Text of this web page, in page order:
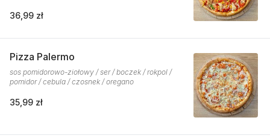
36,99 zł
Pizza Palermo
sos pomidorowo-ziołowy / ser / boczek / rokpol /
pomidor / cebula / czosnek / oregano
35,99 zł